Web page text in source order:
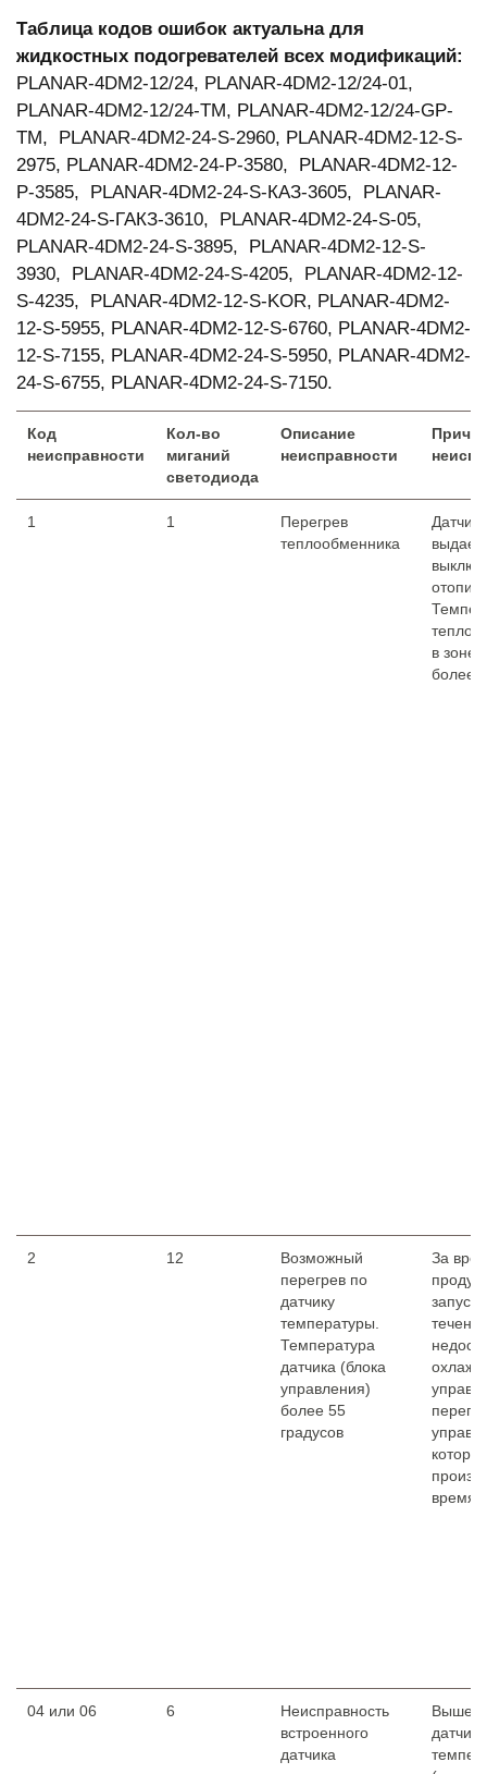
Таблица кодов ошибок актуальна для
жидкостных подогревателей всех модификаций:
PLANAR-4DM2-12/24, PLANAR-4DM2-12/24-01,
PLANAR-4DM2-12/24-TM, PLANAR-4DM2-12/24-GP-
TM, PLANAR-4DM2-24-S-2960, PLANAR-4DM2-12-S-
2975, PLANAR-4DM2-24-P-3580, PLANAR-4DM2-12-
P-3585, PLANAR-4DM2-24-S-КАЗ-3605, PLANAR-
4DM2-24-S-ГАКЗ-3610, PLANAR-4DM2-24-S-05,
PLANAR-4DM2-24-S-3895, PLANAR-4DM2-12-S-
3930, PLANAR-4DM2-24-S-4205, PLANAR-4DM2-12-
S-4235, PLANAR-4DM2-12-S-KOR, PLANAR-4DM2-
12-S-5955, PLANAR-4DM2-12-S-6760, PLANAR-4DM2-
12-S-7155, PLANAR-4DM2-24-S-5950, PLANAR-4DM2-
24-S-6755, PLANAR-4DM2-24-S-7150.
Код
неисправности
Кол-во
миганий
светодиода
Описание
неисправности
1 1
Перегрев
теплообменника
Датчик
выдает
в зоне
более
2 12
Возможный
перегрев по
датчику
температуры.
Температура
датчика (блока
управления)
более 55
градусов
За
время
04 или 06 6
Неисправность
встроенного
датчика
Вышел
датчик